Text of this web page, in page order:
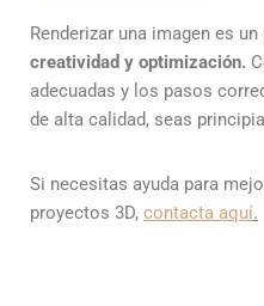
Renderizar una imagen es
creatividad y optimización.
adecuadas y los pasos
de alta calidad, seas
Si necesitas ayuda para
proyectos 3D, contacta aquí.